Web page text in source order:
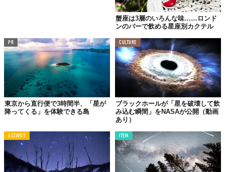
蟹座は3層のいろんな味……ロンド
ンのバーで飲める星座別カクテル
PR
東京から直行便で3時間半、「星が
降ってくる」を体験できる島
CULTURE
ブラックホールが「星を破壊して飲
み込む瞬間」をNASAが公開（動画
あり）
ACTIVITY ITEM